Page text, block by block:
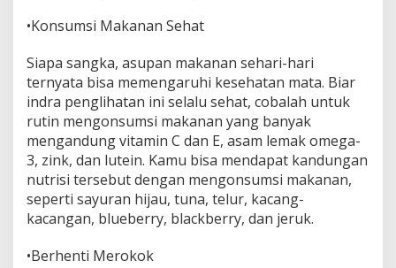
•Konsumsi Makanan Sehat
Siapa sangka, asupan makanan sehari-hari
ternyata bisa memengaruhi kesehatan mata. Biar
indra penglihatan ini selalu sehat, cobalah untuk
rutin mengonsumsi makanan yang banyak
mengandung vitamin C dan E, asam lemak omega-
3, zink, dan lutein. Kamu bisa mendapat kandungan
nutrisi tersebut dengan mengonsumsi makanan,
seperti sayuran hijau, tuna, telur, kacang-
kacangan, blueberry, blackberry, dan jeruk.
•Berhenti Merokok